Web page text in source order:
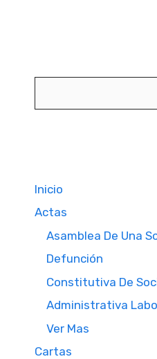
Inicio
Actas
Asamblea De Una
Defunción
Constitutiva De
Administrativa
Ver Mas
Cartas